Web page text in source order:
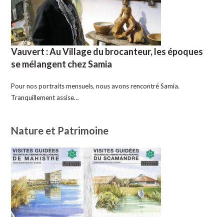
Vauvert : Au Village du brocanteur, les époques
se mélangent chez Samia
Pour nos portraits mensuels, nous avons rencontré Samia.
Tranquillement assise…
Nature et Patrimoine